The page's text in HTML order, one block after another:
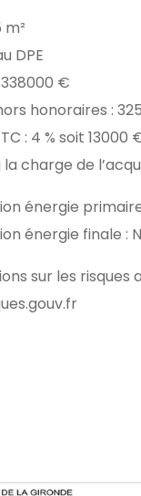
DPE
338000 €
honoraires :
: 4 % soit 13000
charge de
énergie
énergie finale :
sur les risques